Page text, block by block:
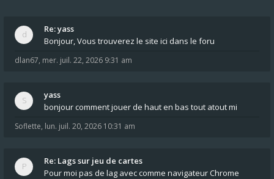
Re: yass
Bonjour, Vous trouverez le site ici dans le foru
dlan67, mer. juil. 22, 2026 9:31 am
yass
bonjour comment jouer de haut en bas tout atout mi
Soflette, lun. juil. 20, 2026 10:31 am
Re: Lags sur jeu de cartes
Pour moi pas de lag avec comme navigateur Chrome